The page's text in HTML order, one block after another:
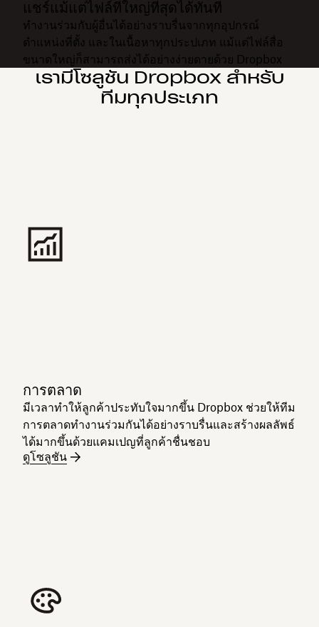
แชร์แม้แต่ไฟล์ที่ใหญ่ที่สุดได้ทันที
ทำงานร่วมกับผู้อื่นได้อย่างราบรื่นจากทุกอุปกรณ์
ตำแหน่งที่ตั้ง และในเนื้อหาทุกประปเภท แม้แต่ไฟล์สื่อ
ขนาดใหญ่ก็สามารถส่งได้อย่างง่ายดายด้วย Dropbox
เรามีโซลูชัน Dropbox สำหรับ
ทีมทุกประเภท
การตลาด
มีเวลาทำให้ลูกค้าประทับใจมากขึ้น Dropbox ช่วยให้ทีม
การตลาดทำงานร่วมกันได้อย่างราบรื่นและสร้างผลลัพธ์
ได้มากขึ้นด้วยแคมเปญที่ลูกค้าชื่นชอบ
ดูโซลูชัน